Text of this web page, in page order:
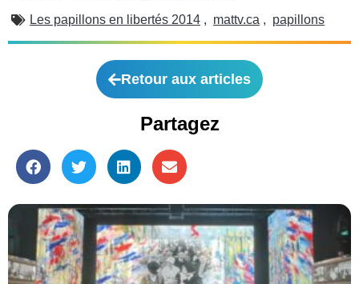
Les papillons en libertés 2014 , mattv.ca , papillons
Retour aux articles
Partagez